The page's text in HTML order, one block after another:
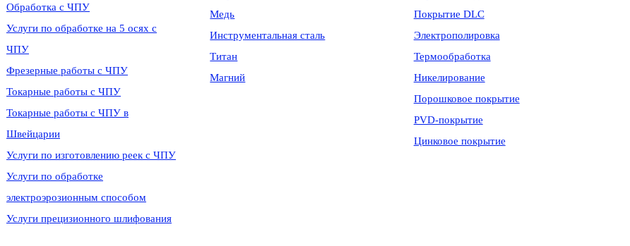
Обработка с ЧПУ
Услуги по обработке на 5 осях с
ЧПУ
Фрезерные работы с ЧПУ
Токарные работы с ЧПУ
Токарные работы с ЧПУ в
Швейцарии
Услуги по изготовлению реек с ЧПУ
Услуги по обработке
электроэрозионным способом
Услуги прецизионного шлифования
Медь
Инструментальная сталь
Титан
Магний
Покрытие DLC
Электрополировка
Термообработка
Никелирование
Порошковое покрытие
PVD-покрытие
Цинковое покрытие